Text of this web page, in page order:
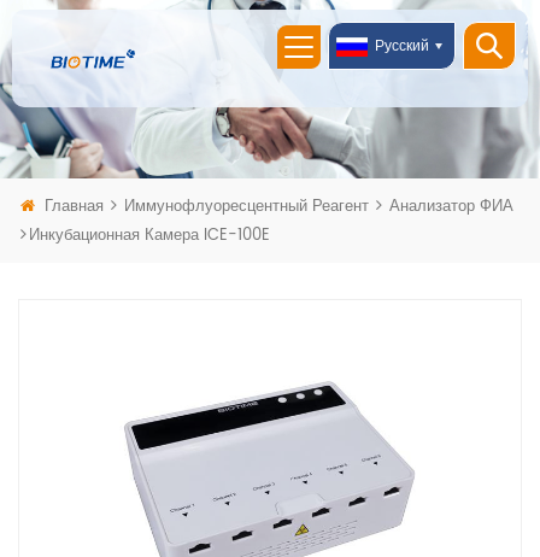
Русский
Главная Иммунофлуоресцентный Реагент
Анализатор ФИА
Инкубационная Камера ICE-100E